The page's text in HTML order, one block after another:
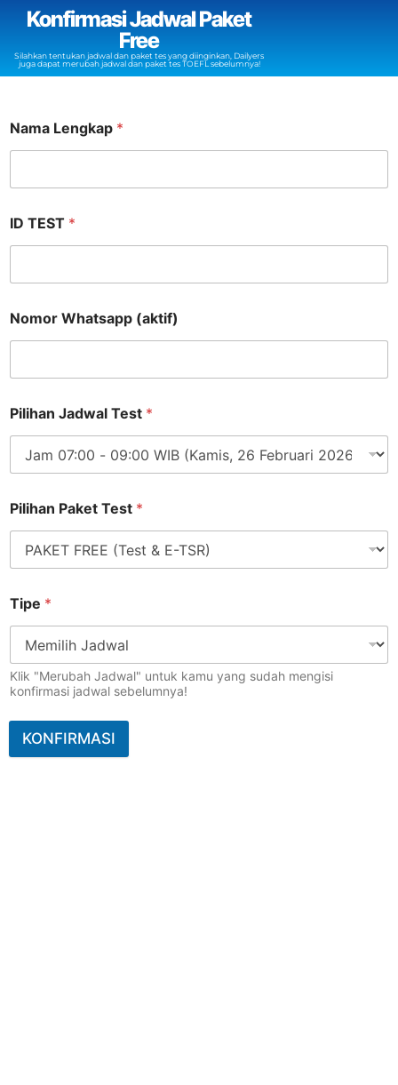
Konfirmasi Jadwal Paket
Free
Silahkan tentukan jadwal dan paket tes yang diinginkan, Dailyers
juga dapat merubah jadwal dan paket tes TOEFL sebelumnya!
Nama Lengkap *
ID TEST *
Nomor Whatsapp (aktif)
Pilihan Jadwal Test *
Pilihan Paket Test *
Tipe *
Klik "Merubah Jadwal" untuk kamu yang sudah mengisi
konfirmasi jadwal sebelumnya!
KONFIRMASI